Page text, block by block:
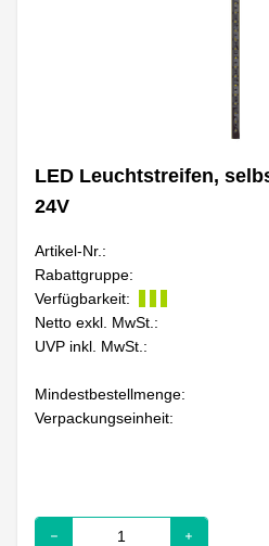
LED Leuchtstreifen,
24V
Artikel-Nr.:
Rabattgruppe:
Verfügbarkeit:
Netto exkl. MwSt.:
UVP inkl. MwSt.:
Mindestbestellmenge:
Verpackungseinheit: